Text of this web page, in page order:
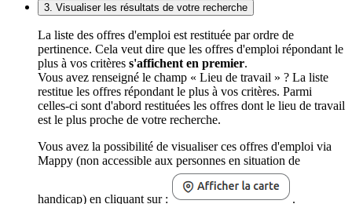
3. Visualiser les résultats de votre recherche
La liste des offres d'emploi est restituée par ordre de
pertinence. Cela veut dire que les offres d'emploi répondant le
plus à vos critères s'affichent en premier.
Vous avez renseigné le champ « Lieu de travail » ? La liste
restitue les offres répondant le plus à vos critères. Parmi
celles-ci sont d'abord restituées les offres dont le lieu de travail
est le plus proche de votre recherche.
Vous avez la possibilité de visualiser ces offres d'emploi via
Mappy (non accessible aux personnes en situation de
handicap) en cliquant sur :
.